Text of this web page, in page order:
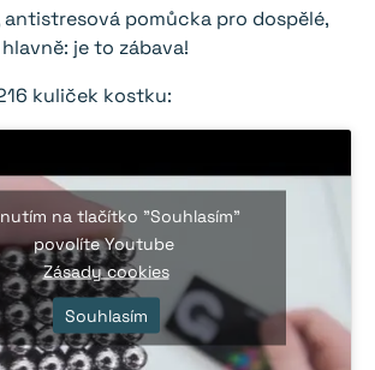
pomůcka pro dospělé,
je to zábava!
kuliček kostku:
na tlačítko "Souhlasím"
povolíte Youtube
Zásady cookies
Souhlasím